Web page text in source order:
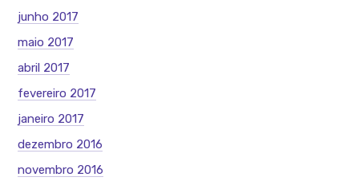
junho 2017
maio 2017
abril 2017
fevereiro 2017
janeiro 2017
dezembro 2016
novembro 2016